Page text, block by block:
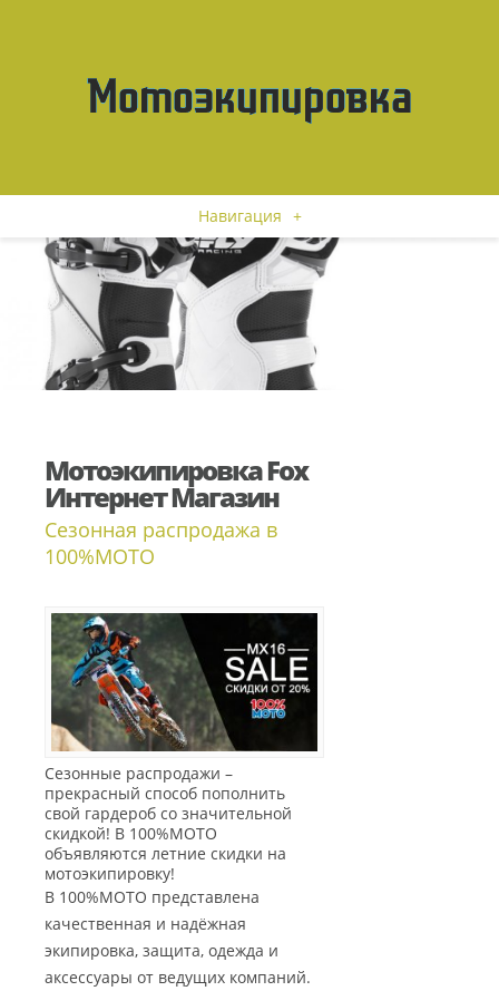
Навигация +
Мотоэкипировка Fox
Интернет Магазин
Сезонная распродажа в
100%МОТО
Сезонные распродажи –
прекрасный способ пополнить
свой гардероб со значительной
скидкой! В 100%МОТО
объявляются летние скидки на
мотоэкипировку!
В 100%МОТО представлена
качественная и надёжная
экипировка, защита, одежда и
аксессуары от ведущих компаний.